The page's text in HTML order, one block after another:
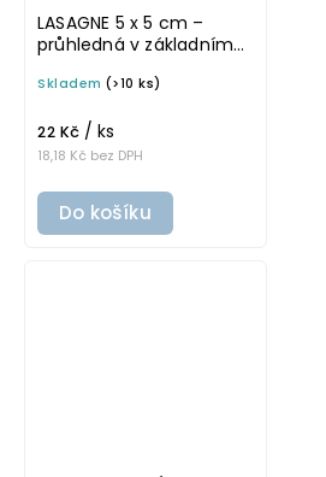
LASAGNE 5 x 5 cm –
průhledná v základním
samolepka na
Skladem (>10 ks)
18,18 Kč bez DPH
22 Kč / ks
Do košíku